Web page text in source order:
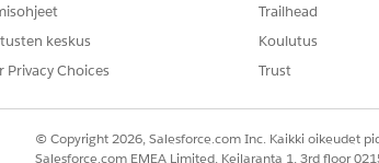
(CSR) ryhmien kokonaiskäytön ja
alueet. Arvioi palvelutehokkuutta tarkastamalla
perusteella eristääksesi syyt pidemmille
keskus
Privacy Choices
Trailhead
Koulutus
Trust
© Copyright 2026, Salesforce.com Inc. Kaikki oikeudet
Salesforce.com EMEA Limited, Keilaranta 1, 3rd floor